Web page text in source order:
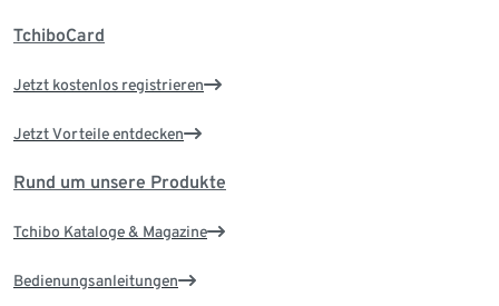
TchiboCard
Jetzt kostenlos registrieren
Jetzt Vorteile entdecken
Rund um unsere Produkte
Tchibo Kataloge & Magazine
Bedienungsanleitungen